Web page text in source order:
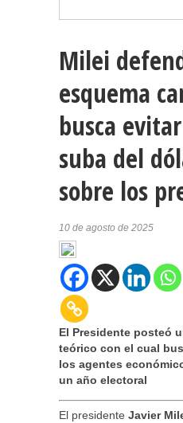
Milei
esquema
busca
suba del
sobre los
10 de agosto de 2025
El Presidente posteó
teórico con el cual
los agentes
un año electoral
El presidente Javier